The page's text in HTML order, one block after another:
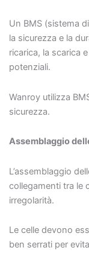
Un BMS (sistema
la sicurezza e la
ricarica, la scarica
potenziali.
Wanroy utilizza
sicurezza.
Assemblaggio
L’assemblaggio
collegamenti tra le
irregolarità.
Le celle devono
ben serrati per